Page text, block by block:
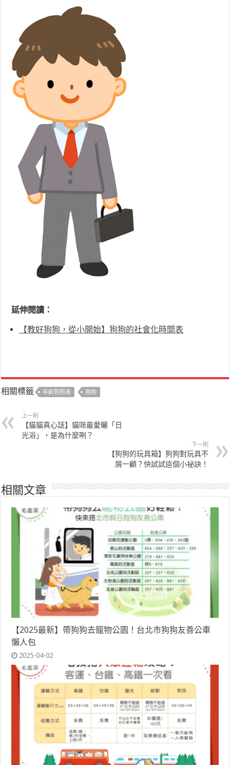
延伸閱讀：
【教好狗狗，從小開始】狗狗的社會化時間表
相關標籤 年齡對照表 狗狗
上一則
【貓貓真心話】貓咪最愛曬「日
光浴」，是為什麼咧？
下一則
【狗狗的玩具箱】狗狗對玩具不
屑一顧？快試試這個小祕訣！
相關文章
【2025最新】帶狗狗去寵物公園！台北市狗狗友善公車
懶人包
2025-04-02